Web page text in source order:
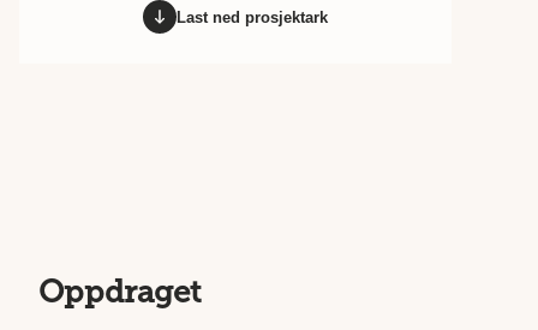
Last ned prosjektark
Oppdraget